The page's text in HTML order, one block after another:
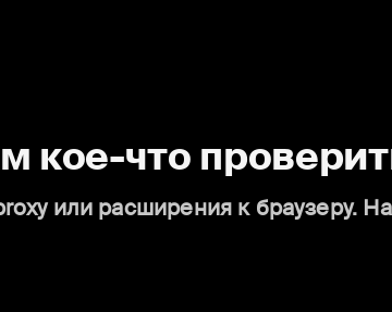
кое-что
или расширения к браузеру.